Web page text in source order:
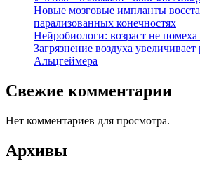
Новые мозговые импланты
парализованных конечностях
Нейробиологи: возраст не
Загрязнение воздуха
Альцгеймера
Свежие комментарии
Нет комментариев для просмотра.
Архивы